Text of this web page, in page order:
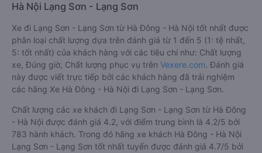
Hà Nội Lạng Sơn - Lạng Sơn
Xe đi Lạng Sơn - Lạng Sơn từ Hà Đông - Hà Nội tốt nhất được
phân loại chất lượng dựa trên đánh giá từ 1 đến 5 (1: tệ nhất,
5: tốt nhất) của khách hàng với các tiêu chí như: Chất lượng
xe, Đúng giờ, Chất lượng phục vụ trên Vexere.com. Đánh giá
này được viết trực tiếp bởi các khách hàng đã trải nghiệm
các hãng Xe Hà Đông - Hà Nội đi Lạng Sơn - Lạng Sơn.
Chất lượng các xe khách đi Lạng Sơn - Lạng Sơn từ Hà Đông
- Hà Nội được đánh giá 4.2, với điểm trung bình là 4.2/5 bởi
783 hành khách. Trong đó hãng xe khách Hà Đông - Hà Nội
Lạng Sơn - Lạng Sơn tốt nhất tuyến được đánh giá 4.7/5 bởi